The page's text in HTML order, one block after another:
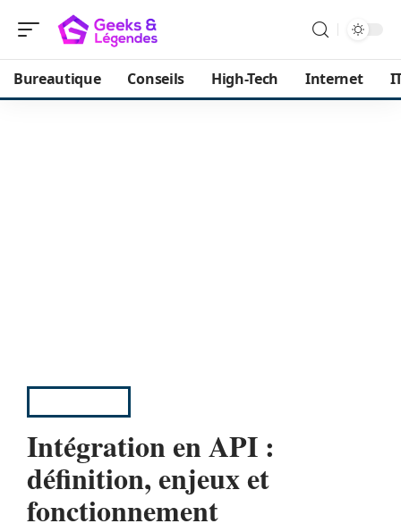
Bureautique Conseils High-Tech Internet
Intégration en API :
définition, enjeux et
fonctionnement